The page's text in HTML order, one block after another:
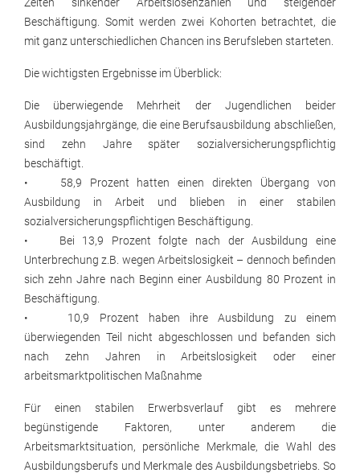
Beschäftigung. Somit werden zwei Kohorten betrachtet, die
mit ganz unterschiedlichen Chancen ins Berufsleben starteten.
Die wichtigsten Ergebnisse im Überblick:
Die überwiegende Mehrheit der Jugendlichen beider
Ausbildungsjahrgänge, die eine Berufsausbildung abschließen,
sind zehn Jahre später sozialversicherungspflichtig
beschäftigt.
• 58,9 Prozent hatten einen direkten Übergang von
Ausbildung in Arbeit und blieben in einer stabilen
sozialversicherungspflichtigen Beschäftigung.
• Bei 13,9 Prozent folgte nach der Ausbildung eine
Unterbrechung z.B. wegen Arbeitslosigkeit – dennoch befinden
sich zehn Jahre nach Beginn einer Ausbildung 80 Prozent in
Beschäftigung.
• 10,9 Prozent haben ihre Ausbildung zu einem
überwiegenden Teil nicht abgeschlossen und befanden sich
nach zehn Jahren in Arbeitslosigkeit oder einer
arbeitsmarktpolitischen Maßnahme
Für einen stabilen Erwerbsverlauf gibt es mehrere
begünstigende Faktoren, unter anderem die
Arbeitsmarktsituation, persönliche Merkmale, die Wahl des
Ausbildungsberufs und Merkmale des Ausbildungsbetriebs. So